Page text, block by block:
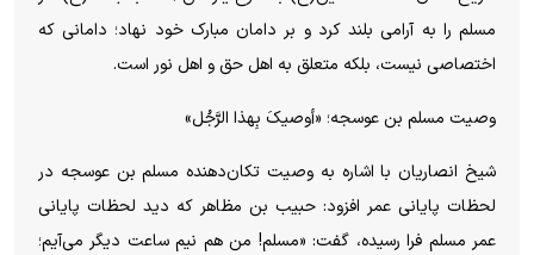
مسلم را به آرامی بلند کرد و بر دامان مبارک خود نهاد؛ دامانی که
اختصاصی نیست، بلکه متعلق به اهل حق و اهل نور است.
وصیت مسلم بن عوسجه؛ «أوصیکَ بِهذا الرَّجُل»
شیخ انصاریان با اشاره به وصیت تکان‌دهنده مسلم بن عوسجه در
لحظات پایانی عمر افزود: حبیب بن مظاهر که دید لحظات پایانی
عمر مسلم فرا رسیده، گفت: «مسلم! من هم نیم ساعت دیگر می‌آیم؛